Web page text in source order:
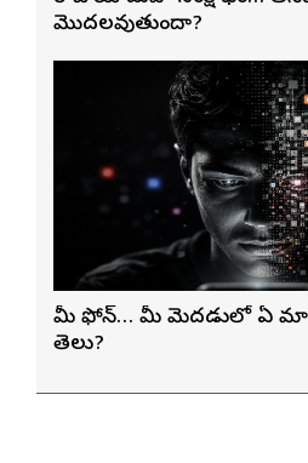
మొదలవుతుందా?
మీ ఫోన్… మీ మెదడులో ఏ
తెలుసా?